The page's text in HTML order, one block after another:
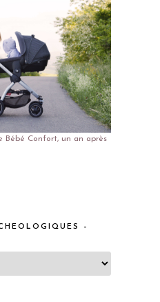
Bébé Confort, un an après
–